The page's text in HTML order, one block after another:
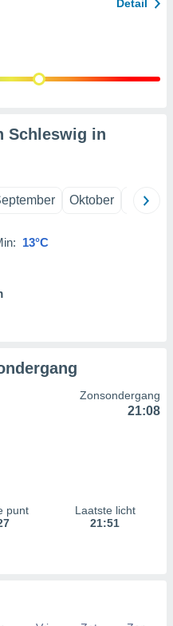
Detail
Schleswig in
Oktober
13°C
Zonsondergang
21:08
punt
Laatste licht
21:51